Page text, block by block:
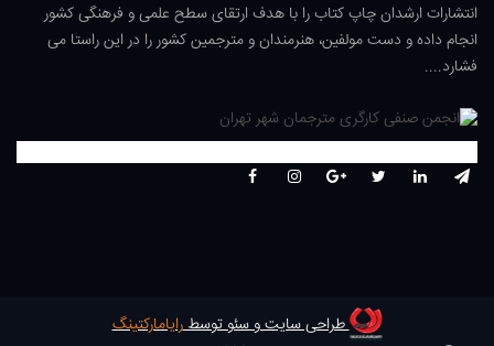
انتشارات ارشدان چاپ کتاب را با هدف ارتقای سطح علمی و فرهنگی کشور
انجام داده و دست مولفین، هنرمندان و مترجمین کشور را در این راستا می
فشارد....
طراحی سایت و سئو توسطرایامارکتینگ